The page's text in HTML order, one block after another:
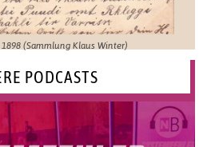
(Sammlung Klaus Winter)
PODCASTS